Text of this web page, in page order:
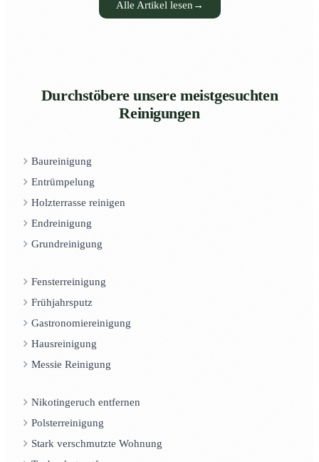
Alle Artikel lesen →
Durchstöbere unsere meistgesuchten
Reinigungen
Baureinigung
Entrümpelung
Holzterrasse reinigen
Endreinigung
Grundreinigung
Fensterreinigung
Frühjahrsputz
Gastronomiereinigung
Hausreinigung
Messie Reinigung
Nikotingeruch entfernen
Polsterreinigung
Stark verschmutzte Wohnung